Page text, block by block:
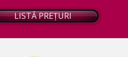
LISTĂ PREȚURI